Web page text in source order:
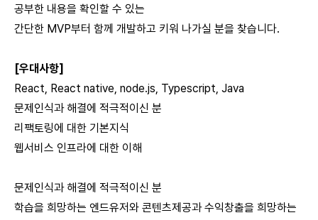
공부한 내용을 확인할 수 있는
간단한 MVP부터 함께 개발하고 키워 나가실 분을 찾습니다.
[우대사항]
React, React native, node.js, Typescript, Java
문제인식과 해결에 적극적이신 분
리팩토링에 대한 기본지식
웹서비스 인프라에 대한 이해
문제인식과 해결에 적극적이신 분
학습을 희망하는 엔드유저와 콘텐츠제공과 수익창출을 희망하는